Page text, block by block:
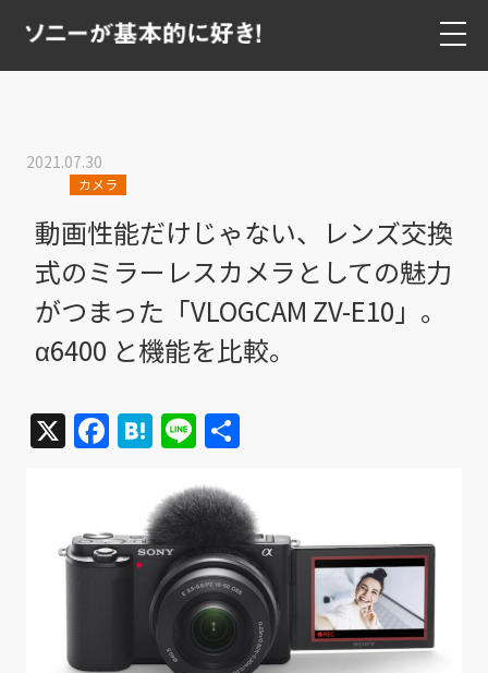
2021.07.30
カメラ
動画性能だけじゃない、レンズ交換
式のミラーレスカメラとしての魅力
がつまった「VLOGCAM ZV-E10」。
α6400 と機能を比較。
X Facebook
Hatena
Line